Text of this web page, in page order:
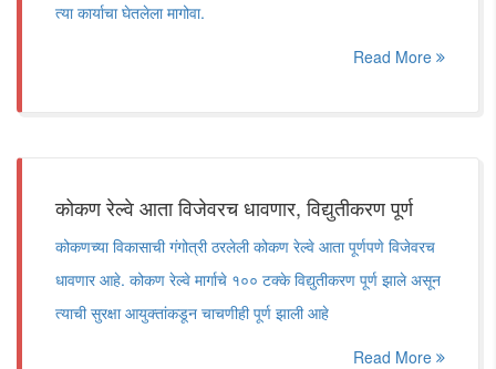
त्या कार्याचा घेतलेला मागोवा.
Read More
कोकण रेल्वे आता विजेवरच धावणार, विद्युतीकरण पूर्ण
कोकणच्या विकासाची गंगोत्री ठरलेली कोकण रेल्वे आता पूर्णपणे विजेवरच
धावणार आहे. कोकण रेल्वे मार्गाचे १०० टक्के विद्युतीकरण पूर्ण झाले असून
त्याची सुरक्षा आयुक्तांकडून चाचणीही पूर्ण झाली आहे
Read More